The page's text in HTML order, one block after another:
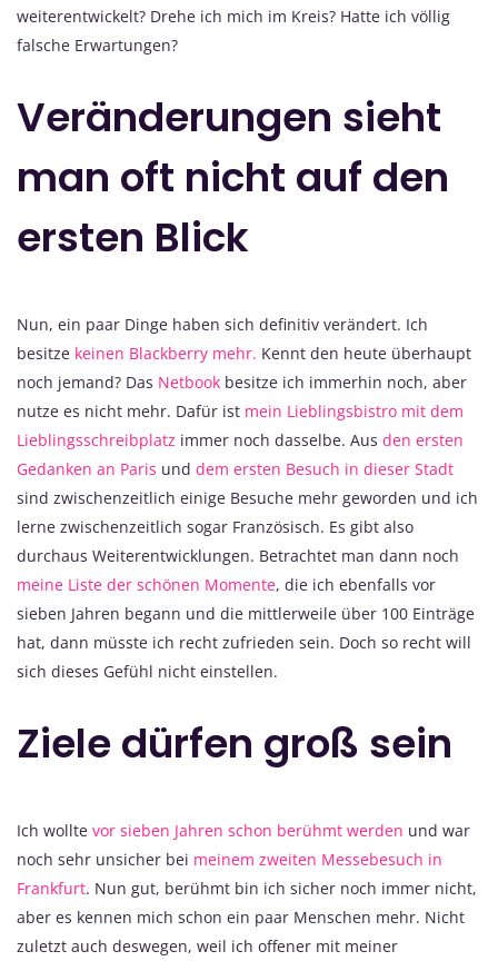
weiterentwickelt? Drehe ich mich im Kreis? Hatte ich völlig
falsche Erwartungen?
Veränderungen sieht
man oft nicht auf den
ersten Blick
Nun, ein paar Dinge haben sich definitiv verändert. Ich
besitze keinen Blackberry mehr. Kennt den heute überhaupt
noch jemand? Das Netbook besitze ich immerhin noch, aber
nutze es nicht mehr. Dafür ist mein Lieblingsbistro mit dem
Lieblingsschreibplatz immer noch dasselbe. Aus den ersten
Gedanken an Paris und dem ersten Besuch in dieser Stadt
sind zwischenzeitlich einige Besuche mehr geworden und ich
lerne zwischenzeitlich sogar Französisch. Es gibt also
durchaus Weiterentwicklungen. Betrachtet man dann noch
meine Liste der schönen Momente, die ich ebenfalls vor
sieben Jahren begann und die mittlerweile über 100 Einträge
hat, dann müsste ich recht zufrieden sein. Doch so recht will
sich dieses Gefühl nicht einstellen.
Ziele dürfen groß sein
Ich wollte vor sieben Jahren schon berühmt werden und war
noch sehr unsicher bei meinem zweiten Messebesuch in
Frankfurt. Nun gut, berühmt bin ich sicher noch immer nicht,
aber es kennen mich schon ein paar Menschen mehr. Nicht
zuletzt auch deswegen, weil ich offener mit meiner